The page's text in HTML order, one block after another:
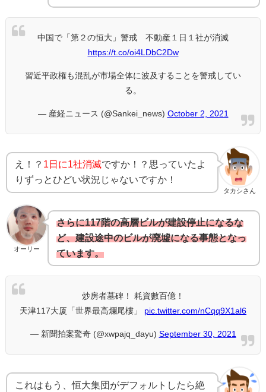
中国で「第２の恒大」警戒 不動産１日１社が消滅
https://t.co/oi4LDbC2Dw
習近平政権も混乱が市場全体に波及することを警戒してい
る。
— 産経ニュース (@Sankei_news) October 2, 2021
タカシさん
え！？ 1日に1社消滅ですか！？思っていたよ
りずっとひどい状況じゃないですか！
オーリー
さらに117階の高層ビルが建設停止になるな
ど、建設途中のビルが廃墟になる事態となっ
ています。
炒房者墓碑！ 耗資數百億！
天津117大厦「世界最高爛尾樓」 pic.twitter.com/nCqq9X1al6
— 新聞拍案驚奇 (@xwpajq_dayu) September 30, 2021
これはもう、恒大集団がデフォルトしたら絶